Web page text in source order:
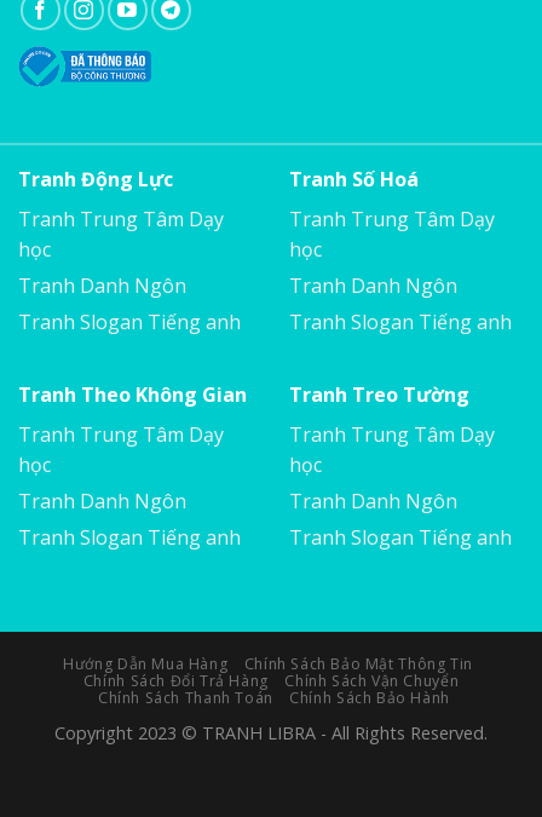
Tranh Động Lực
Tranh Trung Tâm Dạy
học
Tranh Danh Ngôn
Tranh Slogan Tiếng anh
Tranh Số Hoá
Tranh Trung Tâm Dạy
học
Tranh Danh Ngôn
Tranh Slogan Tiếng anh
Tranh Theo Không Gian
Tranh Trung Tâm Dạy
học
Tranh Danh Ngôn
Tranh Slogan Tiếng anh
Tranh Treo Tường
Tranh Trung Tâm Dạy
học
Tranh Danh Ngôn
Tranh Slogan Tiếng anh
Hướng Dẫn Mua Hàng
Chính Sách Bảo Mật Thông Tin
Chính Sách Đổi Trả Hàng
Chính Sách Vận Chuyển
Chính Sách Thanh Toán
Chính Sách Bảo Hành
Copyright 2023 © TRANH LIBRA - All Rights Reserved.